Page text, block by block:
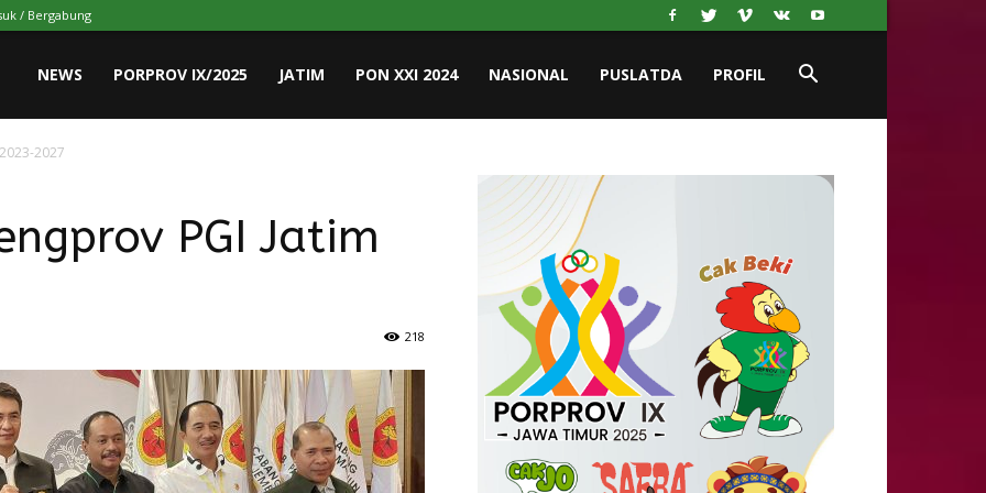
/ Bergabung
NEWS PORPROV IX/2025 JATIM PON XXI 2024 NASIONAL PUSLATDA PROFIL
2027
PGI Jatim
218